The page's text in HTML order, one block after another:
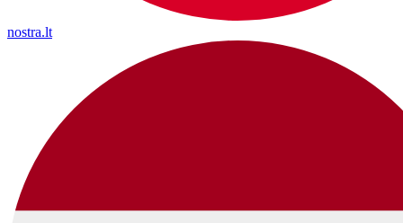
nostra.lt